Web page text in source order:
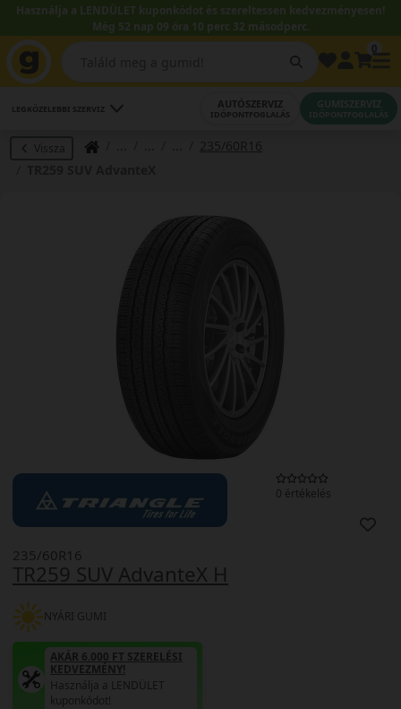
Használja a LENDÜLET kuponkódot és szereltessen kedvezményesen!
Még 52 nap 09 óra 10 perc 32 másodperc.
LEGKÖZELEBBI SZERVIZ AUTÓSZERVIZ
IDŐPONTFOGLALÁS
GUMISZERVIZ
IDŐPONTFOGLALÁS
Vissza
235/60R16
0 értékelés
TR259 SUV AdvanteX H
235/60R16
NYÁRI GUMI
AKÁR 6.000 FT SZERELÉSI
KEDVEZMÉNY!
Használja a LENDÜLET
kuponkódot!